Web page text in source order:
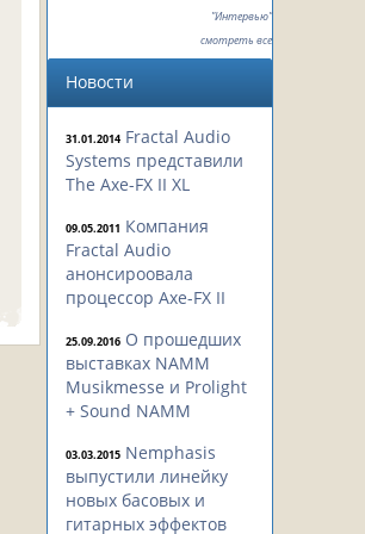
"Интервью"
смотреть все
Новости
31.01.2014 Fractal Audio
Systems представили
The Axe-FX II XL
09.05.2011 Компания
Fractal Audio
анонсироовала
процессор Axe-FX II
25.09.2016 О прошедших
выставках NAMM
Musikmesse и Prolight
+ Sound NAMM
03.03.2015 Nemphasis
выпустили линейку
новых басовых и
гитарных эффектов